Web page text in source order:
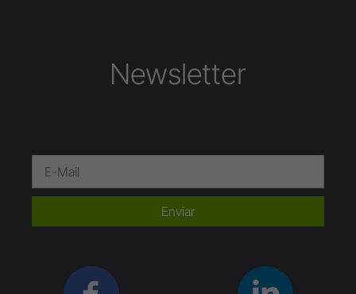
Newsletter
Enviar